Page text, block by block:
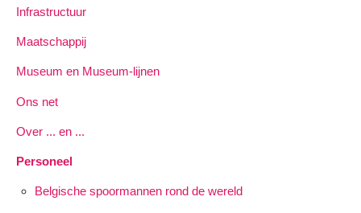
Infrastructuur
Maatschappij
Museum en Museum-lijnen
Ons net
Over ... en ...
Personeel
Belgische spoormannen rond de wereld